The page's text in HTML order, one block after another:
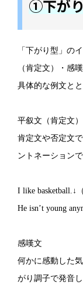
①下が
「下がり型」の
（肯定文）・感
具体的な例文と
平叙文（肯定文
肯定文や否定文
ントネーション
I like basketball.↓
He isn’t young
感嘆文
何かに感動した
がり調子で発音し